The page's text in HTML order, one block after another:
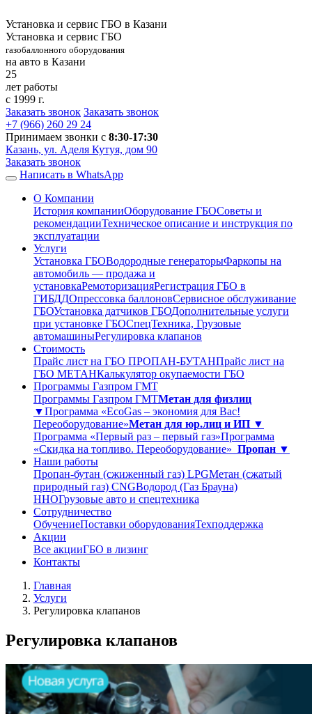
Установка и сервис ГБО в Казани
Установка и сервис ГБО
газобаллонного оборудования
на авто в Казани
25
лет работы
с 1999 г.
Заказать звонок Заказать звонок
+7 (966) 260 29 24
Принимаем звонки с 8:30-17:30
Казань, ул. Аделя Кутуя, дом 90
Заказать звонок
Написать в WhatsApp
О Компании
История компанииОборудование ГБОСоветы и
рекомендацииТехническое описание и инструкция по
эксплуатации
Услуги
Установка ГБОВодородные генераторыФаркопы на
автомобиль — продажа и
установкаРемоторизацияРегистрация ГБО в
ГИБДДОпрессовка баллоновСервисное обслуживание
ГБОУстановка датчиков ГБОДополнительные услуги
при установке ГБОСпецТехника, Грузовые
автомашиныРегулировка клапанов
Стоимость
Прайс лист на ГБО ПРОПАН-БУТАНПрайс лист на
ГБО МЕТАНКалькулятор окупаемости ГБО
Программы Газпром ГМТ
Программы Газпром ГМТМетан для физлиц
▼Программа «EcoGas – экономия для Вас!
Переоборудование»Метан для юр.лиц и ИП ▼
Программа «Первый раз – первый газ»Программа
«Скидка на топливо. Переоборудование» Пропан ▼
Наши работы
Пропан-бутан (сжиженный газ) LPGМетан (сжатый
природный газ) CNGВодород (Газ Брауна)
ННОГрузовые авто и спецтехника
Сотрудничество
ОбучениеПоставки оборудованияТехподдержка
Акции
Все акцииГБО в лизинг
Контакты
Главная
Услуги
Регулировка клапанов
Регулировка клапанов